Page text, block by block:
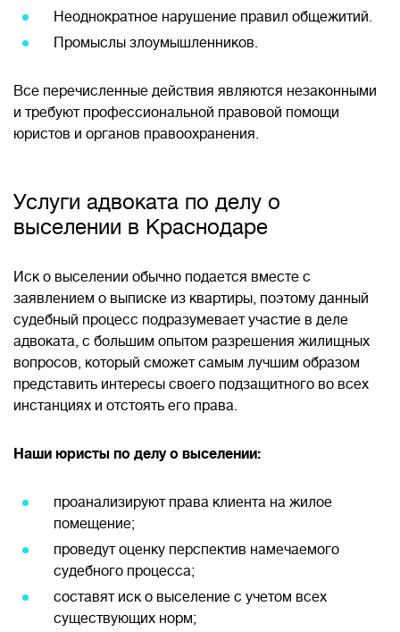
Неоднократное нарушение правил общежитий.
Промыслы злоумышленников.
Все перечисленные действия являются незаконными
и требуют профессиональной правовой помощи
юристов и органов правоохранения.
Услуги адвоката по делу о
выселении в Краснодаре
Иск о выселении обычно подается вместе с
заявлением о выписке из квартиры, поэтому данный
судебный процесс подразумевает участие в деле
адвоката, с большим опытом разрешения жилищных
вопросов, который сможет самым лучшим образом
представить интересы своего подзащитного во всех
инстанциях и отстоять его права.
Наши юристы по делу о выселении:
проанализируют права клиента на жилое
помещение;
проведут оценку перспектив намечаемого
судебного процесса;
составят иск о выселение с учетом всех
существующих норм;